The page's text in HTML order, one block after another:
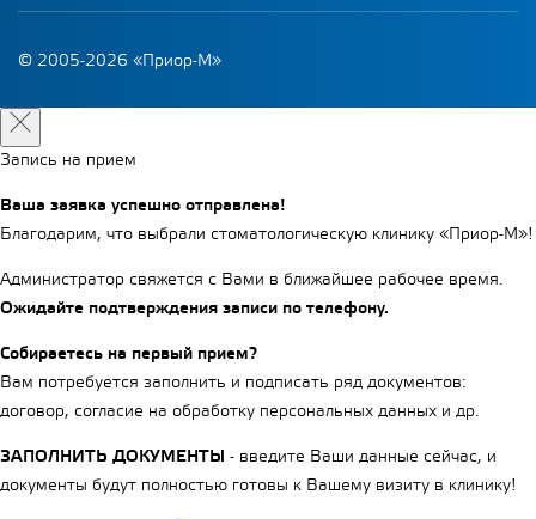
© 2005-2026 «Приор-М»
Запись на прием
Ваша заявка успешно отправлена!
Благодарим, что выбрали стоматологическую клинику «Приор-М»!
Администратор свяжется с Вами в ближайшее рабочее время.
Ожидайте подтверждения записи по телефону.
Собираетесь на первый прием?
Вам потребуется заполнить и подписать ряд документов:
договор, согласие на обработку персональных данных и др.
ЗАПОЛНИТЬ ДОКУМЕНТЫ - введите Ваши данные сейчас, и
документы будут полностью готовы к Вашему визиту в клинику!